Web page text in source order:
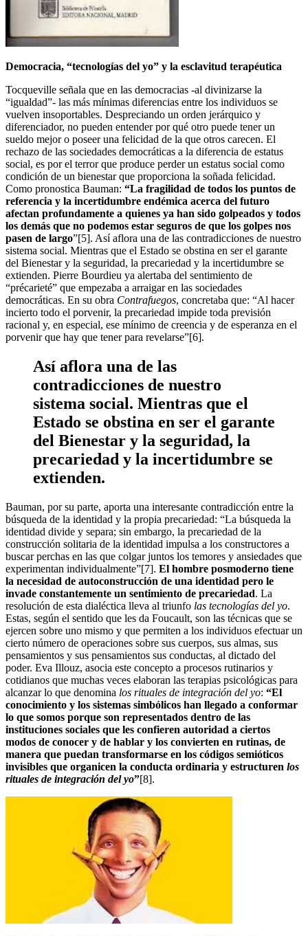
Democracia, “tecnologías del yo” y la esclavitud terapéutica
Tocqueville señala que en las democracias -al divinizarse la
“igualdad”- las más mínimas diferencias entre los individuos se
vuelven insoportables. Despreciando un orden jerárquico y
diferenciador, no pueden entender por qué otro puede tener un
sueldo mejor o poseer una felicidad de la que otros carecen. El
rechazo de las sociedades democráticas a la diferencia de estatus
social, es por el terror que produce perder un estatus social como
condición de un bienestar que proporciona la soñada felicidad.
Como pronostica Bauman: “La fragilidad de todos los puntos de
referencia y la incertidumbre endémica acerca del futuro
afectan profundamente a quienes ya han sido golpeados y todos
los demás que no podemos estar seguros de que los golpes nos
pasen de largo”[5]. Así aflora una de las contradicciones de nuestro
sistema social. Mientras que el Estado se obstina en ser el garante
del Bienestar y la seguridad, la precariedad y la incertidumbre se
extienden. Pierre Bourdieu ya alertaba del sentimiento de
“précarieté” que empezaba a arraigar en las sociedades
democráticas. En su obra Contrafuegos, concretaba que: “Al hacer
incierto todo el porvenir, la precariedad impide toda previsión
racional y, en especial, ese mínimo de creencia y de esperanza en el
porvenir que hay que tener para revelarse”[6].
Así aflora una de las
contradicciones de nuestro
sistema social. Mientras que el
Estado se obstina en ser el garante
del Bienestar y la seguridad, la
precariedad y la incertidumbre se
extienden.
Bauman, por su parte, aporta una interesante contradicción entre la
búsqueda de la identidad y la propia precariedad: “La búsqueda la
identidad divide y separa; sin embargo, la precariedad de la
construcción solitaria de la identidad impulsa a los constructores a
buscar perchas en las que colgar juntos los temores y ansiedades que
experimentan individualmente”[7]. El hombre posmoderno tiene
la necesidad de autoconstrucción de una identidad pero le
invade constantemente un sentimiento de precariedad. La
resolución de esta dialéctica lleva al triunfo las tecnologías del yo.
Estas, según el sentido que les da Foucault, son las técnicas que se
ejercen sobre uno mismo y que permiten a los individuos efectuar un
cierto número de operaciones sobre sus cuerpos, sus almas, sus
pensamientos y sus pensamientos sus conductas, al dictado del
poder. Eva Illouz, asocia este concepto a procesos rutinarios y
cotidianos que muchas veces elaboran las terapias psicológicas para
alcanzar lo que denomina los rituales de integración del yo: “El
conocimiento y los sistemas simbólicos han llegado a conformar
lo que somos porque son representados dentro de las
instituciones sociales que les confieren autoridad a ciertos
modos de conocer y de hablar y los convierten en rutinas, de
manera que puedan transformarse en los códigos semióticos
invisibles que organicen la conducta ordinaria y estructuren los
rituales de integración del yo”[8].